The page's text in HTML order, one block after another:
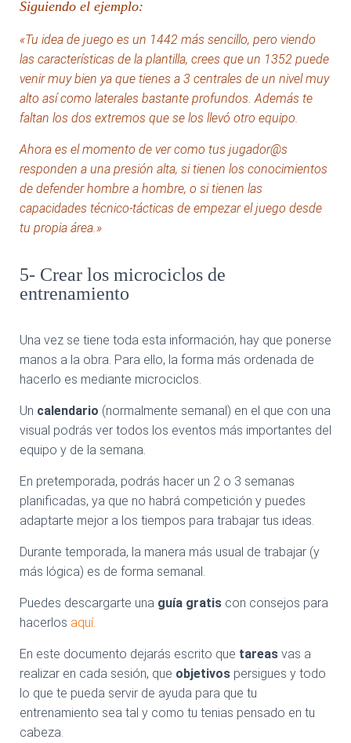
Siguiendo el ejemplo:
«Tu idea de juego es un 1442 más sencillo, pero viendo
las características de la plantilla, crees que un 1352 puede
venir muy bien ya que tienes a 3 centrales de un nivel muy
alto así como laterales bastante profundos. Además te
faltan los dos extremos que se los llevó otro equipo.
Ahora es el momento de ver como tus jugador@s
responden a una presión alta, si tienen los conocimientos
de defender hombre a hombre, o si tienen las
capacidades técnico-tácticas de empezar el juego desde
tu propia área.»
5- Crear los microciclos de
entrenamiento
Una vez se tiene toda esta información, hay que ponerse
manos a la obra. Para ello, la forma más ordenada de
hacerlo es mediante microciclos.
Un calendario (normalmente semanal) en el que con una
visual podrás ver todos los eventos más importantes del
equipo y de la semana.
En pretemporada, podrás hacer un 2 o 3 semanas
planificadas, ya que no habrá competición y puedes
adaptarte mejor a los tiempos para trabajar tus ideas.
Durante temporada, la manera más usual de trabajar (y
más lógica) es de forma semanal.
Puedes descargarte una guía gratis con consejos para
hacerlos aquí.
En este documento dejarás escrito que tareas vas a
realizar en cada sesión, que objetivos persigues y todo
lo que te pueda servir de ayuda para que tu
entrenamiento sea tal y como tu tenias pensado en tu
cabeza.